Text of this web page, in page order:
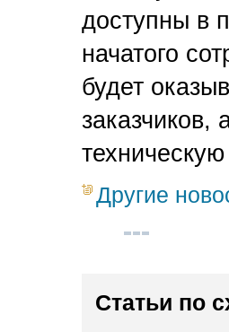
доступны в
начатого
будет
заказчиков,
Другие
Статьи по